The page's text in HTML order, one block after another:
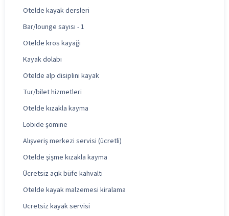
Otelde kayak dersleri
Bar/lounge sayısı - 1
Otelde kros kayağı
Kayak dolabı
Otelde alp disiplini kayak
Tur/bilet hizmetleri
Otelde kızakla kayma
Lobide şömine
Alışveriş merkezi servisi (ücretli)
Otelde şişme kızakla kayma
Ücretsiz açık büfe kahvaltı
Otelde kayak malzemesi kiralama
Ücretsiz kayak servisi